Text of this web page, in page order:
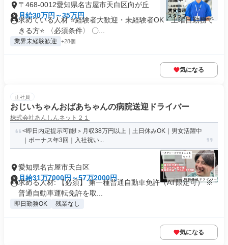
〒468-0012愛知県名古屋市天白区向が丘
月給30万円～35万円
求めている人材 ⭐経験者大歓迎・未経験者OK・土曜日勤務で
きる方⭐ 〈必須条件〉 〇...
業界未経験歓迎 +28個
気になる
正社員
おじいちゃんおばあちゃんの病院送迎ドライバー
株式会社あんしんネット２１
<即日内定提示可能!＞月収38万円以上｜土日休みOK｜男女活躍中
｜ボーナス年3回｜入社祝い...
愛知県名古屋市天白区
月給31万7000円～57万2000円
求める人材: 【必須】 第一種普通自動車免許（AT限定可） ※
普通自動車運転免許を取...
即日勤務OK 残業なし
気になる